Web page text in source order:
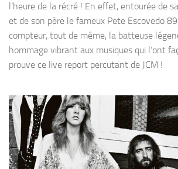
l’heure de la récré ! En effet, entourée de
et de son père le fameux Pete Escovedo
compteur, tout de même, la batteuse
hommage vibrant aux musiques qui l’ont
prouve ce live report percutant de JCM !